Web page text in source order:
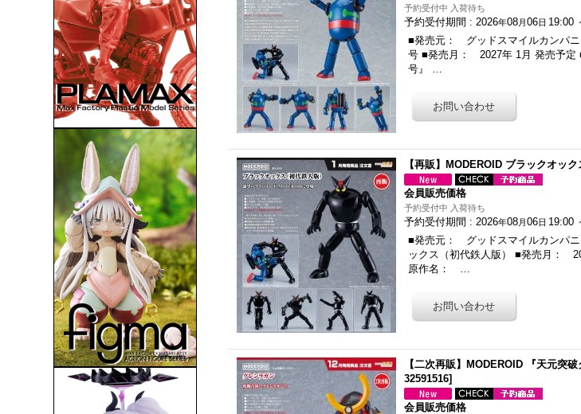
予約受付中 入荷待ち
予約受付期間 : 2026年08月06日 19:00
■発売元： グッドスマイルカンパ
号 ■発売月： 2027年 1月 発売予
号』 …
【再販】MODEROID ブラックオック
会員販売価格
予約受付中 入荷待ち
予約受付期間 : 2026年08月06日 19:00
■発売元： グッドスマイルカンパ
ックス（初代鉄人版） ■発売月：
原作名： …
【二次再販】MODEROID 『天元突
32591516]
会員販売価格